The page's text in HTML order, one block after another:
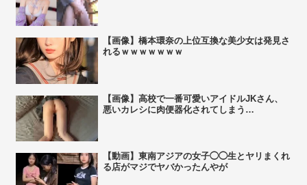
【画像】橋本環奈の上位互換な美少女は発見さ
れるｗｗｗｗｗｗｗ
【画像】高校で一番可愛いアイドルJKさん、
悪いカレシに肉便器化されてしまう…
【動画】東南アジアの女子◯◯生とヤリまくれ
る店がマジでヤバかったんやが